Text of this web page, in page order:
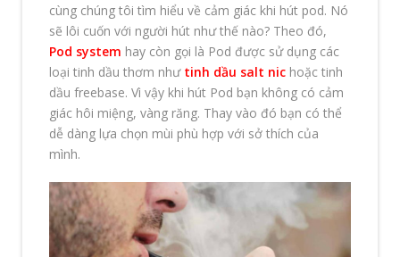
cùng chúng tôi tìm hiểu về cảm giác khi hút pod. Nó
sẽ lôi cuốn với người hút như thế nào? Theo đó,
Pod system hay còn gọi là Pod được sử dụng các
loại tinh dầu thơm như tinh dầu salt nic hoặc tinh
dầu freebase. Vì vậy khi hút Pod bạn không có cảm
giác hôi miệng, vàng răng. Thay vào đó bạn có thể
dễ dàng lựa chọn mùi phù hợp với sở thích của
mình.